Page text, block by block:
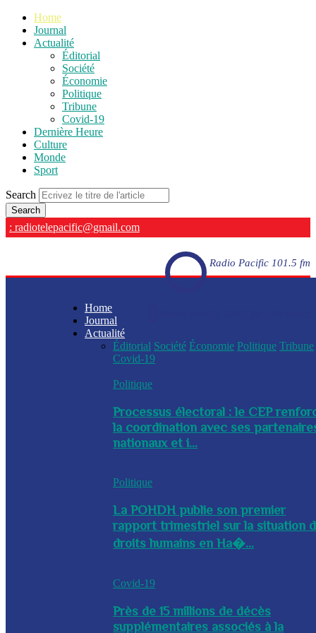
Home
Journal
Actualité
Éditorial
Société
Économie
Politique
Tribune
Covid-19
Dernière Heure
Culture
Monde
Sport
Search
: radiotelepacific@gmail.com
Radio Pacific 101.5 fm
Home
Journal
Actualité
Éditorial Société Économie Politique Tribune
Covid-19
Politique
Processus électoral : le CEP
la coordination avec ses
nationaux et i...
Politique
La POHDH publie son premier
rapport trimestriel sur la situation
droits humains en Ha�...
Covid-19
Près de 15 millions de décès
supplémentaires associés à la